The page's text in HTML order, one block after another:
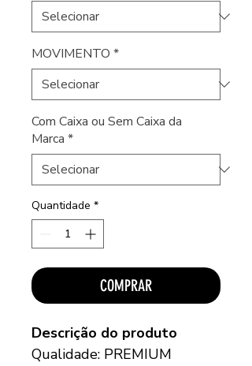
MOVIMENTO *
Com Caixa ou Sem Caixa da
Marca *
Quantidade *
COMPRAR
Descrição do produto
Qualidade: PREMIUM